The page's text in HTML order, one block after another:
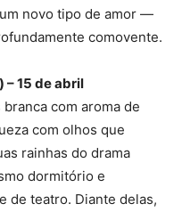
novo tipo de amor —
comovente.
– 15 de abril
com aroma de
com olhos que
rainhas do drama
dormitório e
de teatro. Diante delas,